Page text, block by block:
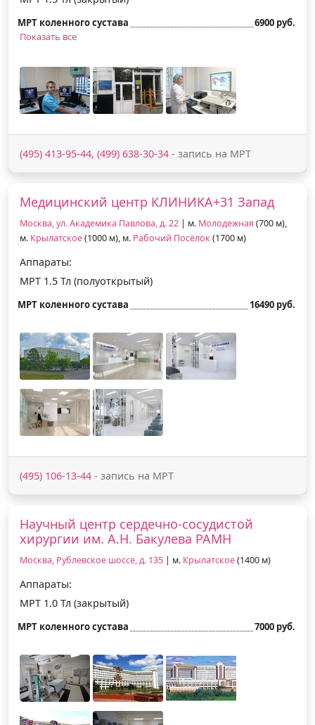
МРТ коленного сустава
6900 руб.
Показать все
(495) 413-95-44, (499) 638-30-34 - запись на МРТ
Медицинский центр КЛИНИКА+31 Запад
Москва, ул. Академика Павлова, д. 22 | м. Молодежная (700 м),
м. Крылатское(1000 м), м. Рабочий Посёлок(1700 м)
Аппараты:
МРТ 1.5 Тл (полуоткрытый)
МРТ коленного сустава 16490 руб.
(495) 106-13-44 - запись на МРТ
Научный центр сердечно-сосудистой
хирургии им. А.Н. Бакулева РАМН
Москва, Рублевское шоссе, д. 135 | м. Крылатское(1400 м)
Аппараты:
МРТ 1.0 Тл (закрытый)
МРТ коленного сустава 7000 руб.